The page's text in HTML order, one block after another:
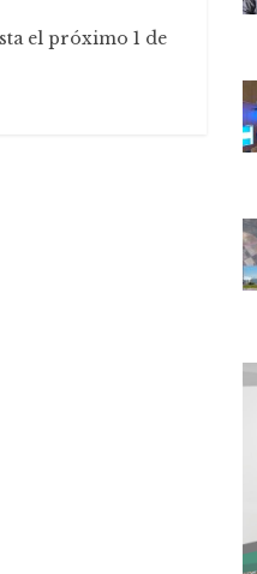
el próximo 1 de